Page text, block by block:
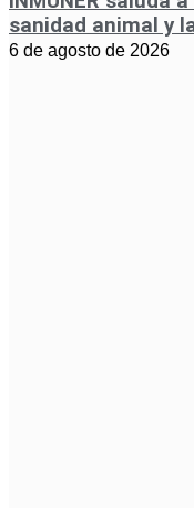
sanidad animal y
6 de agosto de 2026